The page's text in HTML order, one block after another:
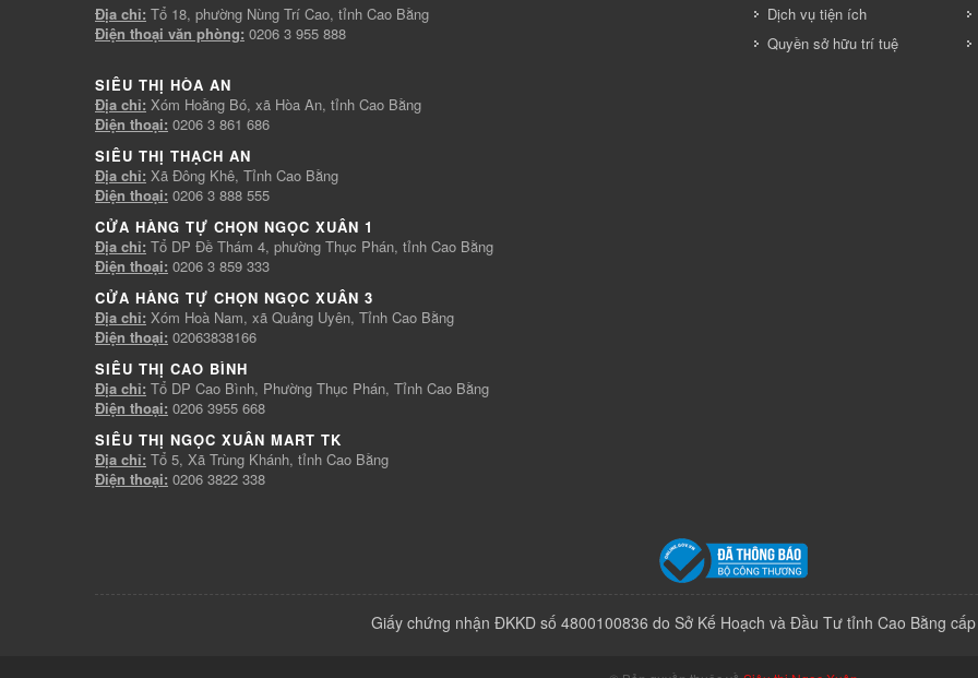
Địa chỉ: Tổ 18, phường Nùng Trí Cao, tỉnh Cao Bằng
Điện thoại văn phòng: 0206 3 955 888
SIÊU THỊ HÒA AN
Địa chỉ: Xóm Hoằng Bó, xã Hòa An, tỉnh Cao Bằng
Điện thoại: 0206 3 861 686
SIÊU THỊ THẠCH AN
Địa chỉ: Xã Đông Khê, Tỉnh Cao Bằng
Điện thoại: 0206 3 888 555
CỬA HÀNG TỰ CHỌN NGỌC XUÂN 1
Địa chỉ: Tổ DP Đề Thám 4, phường Thục Phán, tỉnh Cao Bằng
Điện thoại: 0206 3 859 333
CỬA HÀNG TỰ CHỌN NGỌC XUÂN 3
Địa chỉ: Xóm Hoà Nam, xã Quảng Uyên, Tỉnh Cao Bằng
Điện thoại: 02063838166
SIÊU THỊ CAO BÌNH
Địa chỉ: Tổ DP Cao Bình, Phường Thục Phán, Tỉnh Cao Bằng
Điện thoại: 0206 3955 668
SIÊU THỊ NGỌC XUÂN MART TK
Địa chỉ: Tổ 5, Xã Trùng Khánh, tỉnh Cao Bằng
Điện thoại: 0206 3822 338
Dịch vụ tiện ích
Quyền sở hữu trí tuệ
Giấy chứng nhận ĐKKD số 4800100836 do Sở Kế Hoạch và Đầu Tư tỉnh Cao Bằng